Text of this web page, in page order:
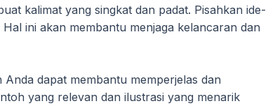
kalimat yang singkat dan padat. Pisahkan ide-
ini akan membantu menjaga kelancaran dan
dapat membantu memperjelas dan
yang relevan dan ilustrasi yang menarik